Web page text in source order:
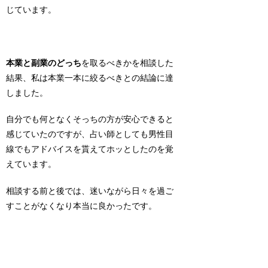
じています。
本業と副業のどっちを取るべきかを相談した
結果、私は本業一本に絞るべきとの結論に達
しました。
自分でも何となくそっちの方が安心できると
感じていたのですが、占い師としても男性目
線でもアドバイスを貰えてホッとしたのを覚
えています。
相談する前と後では、迷いながら日々を過ご
すことがなくなり本当に良かったです。